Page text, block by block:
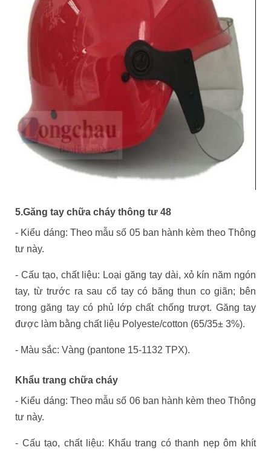
5.Găng tay chữa cháy thông tư 48
- Kiểu dáng: Theo mẫu số 05 ban hành kèm theo Thông
tư này.
- Cấu tạo, chất liệu: Loại găng tay dài, xỏ kín năm ngón
tay, từ trước ra sau cổ tay có băng thun co giãn; bên
trong găng tay có phủ lớp chất chống trượt. Găng tay
được làm bằng chất liệu Polyeste/cotton (65/35± 3%).
- Màu sắc: Vàng (pantone 15-1132 TPX).
Khẩu trang chữa cháy
- Kiểu dáng: Theo mẫu số 06 ban hành kèm theo Thông
tư này.
- Cấu tạo, chất liệu: Khẩu trang có thanh nẹp ôm khít